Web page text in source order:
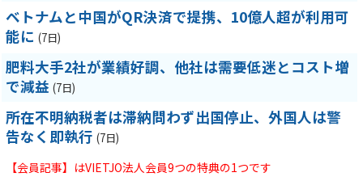
ベトナムと中国がQR決済で提携、10億人超が利用可
能に (7日)
肥料大手2社が業績好調、他社は需要低迷とコスト増
で減益 (7日)
所在不明納税者は滞納問わず出国停止、外国人は警
告なく即執行 (7日)
【会員記事】はVIETJO法人会員9つの特典の1つです